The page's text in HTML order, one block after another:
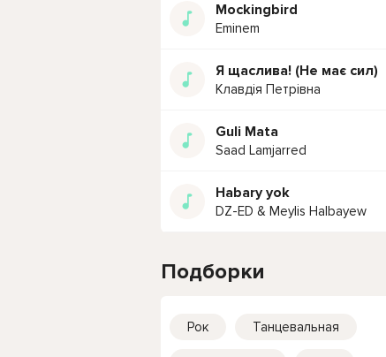
Mockingbird
Eminem
Я щаслива! (Не має сил)
Клавдія Петрівна
Guli Mata
Saad Lamjarred
Habary yok
DZ-ED & Meylis Halbayew
Подборки
Рок Танцевальная